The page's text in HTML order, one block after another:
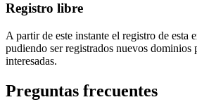
Registro libre
A partir de este instante el registro de esta
pudiendo ser registrados nuevos dominios
interesadas.
Preguntas frecuentes